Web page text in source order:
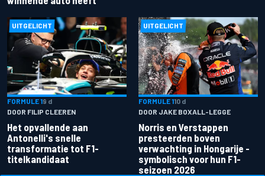
UITGELICHT
FORMULE 19 d
DOOR FILIP CLEEREN
Het opvallende aan
Antonelli's snelle
transformatie tot F1-
titelkandidaat
UITGELICHT
FORMULE 110 d
DOOR JAKE BOXALL-LEGGE
Norris en Verstappen
presteerden boven
verwachting in Hongarije -
symbolisch voor hun F1-
seizoen 2026